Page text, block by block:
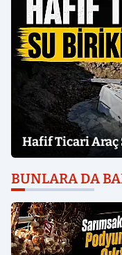
Hafif Ticari
BUNLARA DA